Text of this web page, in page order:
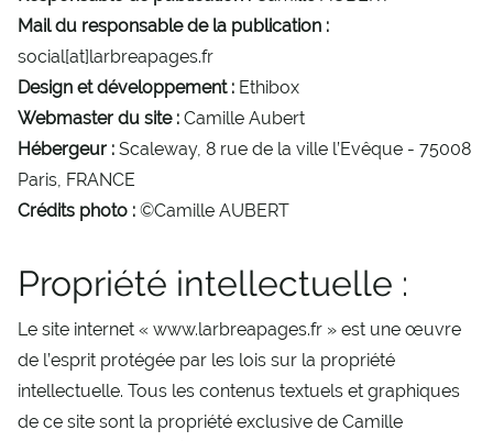
Mail du responsable de la publication :
social[at]larbreapages.fr
Design et développement : Ethibox
Webmaster du site : Camille Aubert
Hébergeur : Scaleway, 8 rue de la ville l’Evêque - 75008
Paris, FRANCE
Crédits photo : ©Camille AUBERT
Propriété intellectuelle :
Le site internet « www.larbreapages.fr » est une œuvre
de l’esprit protégée par les lois sur la propriété
intellectuelle. Tous les contenus textuels et graphiques
de ce site sont la propriété exclusive de Camille